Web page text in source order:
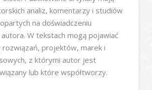
analiz, komentarzy i studiów
na doświadczeniu
W tekstach mogą pojawiać
rozwiązań, projektów, marek i
z którymi autor jest
lub które współtworzy.